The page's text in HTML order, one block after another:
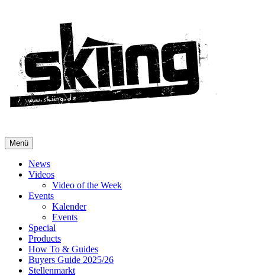
Menü
News
Videos
Video of the Week
Events
Kalender
Events
Special
Products
How To & Guides
Buyers Guide 2025/26
Stellenmarkt